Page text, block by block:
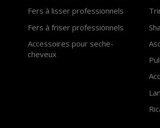
Fers à lisser professionnels
Fers à friser professionnels
Accessoires pour seche-
cheveux